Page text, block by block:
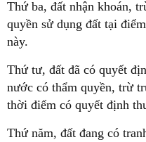
Thứ ba, đất nhận khoán,
quyền sử dụng đất tại
này.
Thứ tư, đất đã có quyết
nước có thẩm quyền, trừ
thời điểm có quyết định
Thứ năm, đất đang có